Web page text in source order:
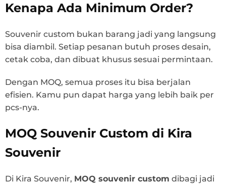
Kenapa Ada Minimum Order?
Souvenir custom bukan barang jadi yang langsung
bisa diambil. Setiap pesanan butuh proses desain,
cetak coba, dan dibuat khusus sesuai permintaan.
Dengan MOQ, semua proses itu bisa berjalan
efisien. Kamu pun dapat harga yang lebih baik per
pcs-nya.
MOQ Souvenir Custom di Kira
Souvenir
Di Kira Souvenir, MOQ souvenir custom dibagi jadi